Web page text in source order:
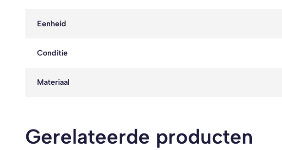
Eenheid
Conditie
Materiaal
Gerelateerde producten